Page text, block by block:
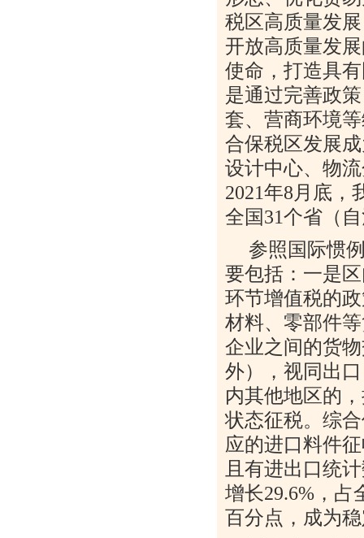
税区高质量发
开放高质量发
使命，打造具
是通过完善政
套、营商环境
合保税区发展
设计中心、物
2021年8 月底，
全国31个省（
参照国际惯
要包括：一是
环节增值税的
材料、零部件
企业之间的货
外），视同出
内其他地区的
状态征税。综
应的进口料件
且有进出口统
增长29.6% ，
百分点，成为